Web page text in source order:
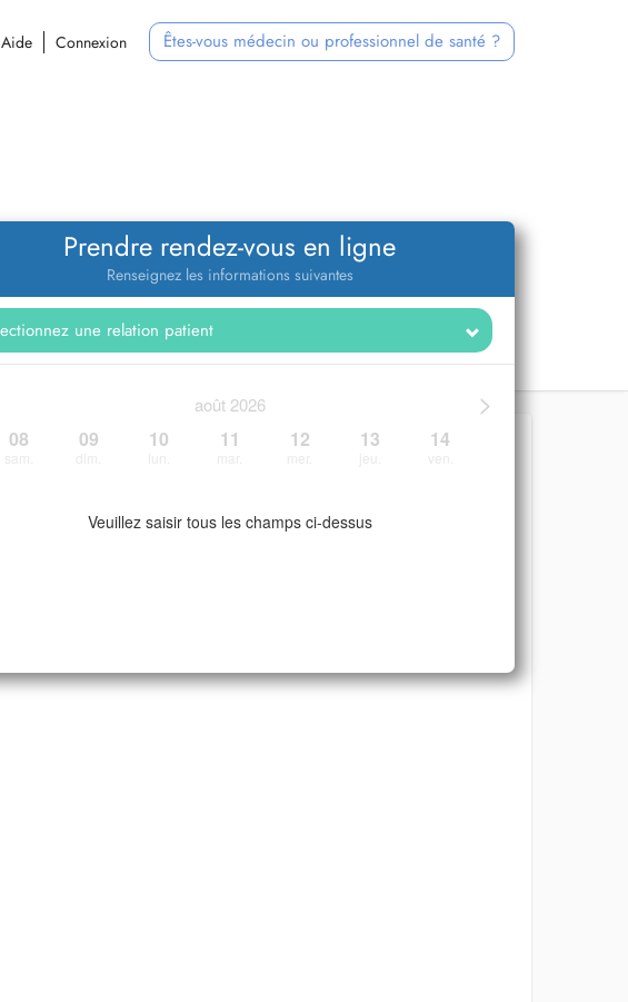
Aide Connexion Êtes-vous médecin ou professionnel de santé ?
Prendre rendez-vous en ligne
Renseignez les informations suivantes
>
août 2026
08 09 10 11 12 13 14
Veuillez saisir tous les champs ci-dessus